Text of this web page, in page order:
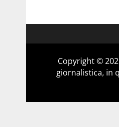
Copyright ©
giornalistica, in